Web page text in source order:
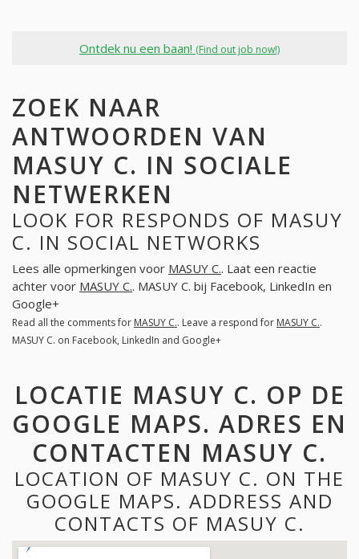
Ontdek nu een baan! (Find out job now!)
ZOEK NAAR
ANTWOORDEN VAN
MASUY C. IN SOCIALE
NETWERKEN
LOOK FOR RESPONDS OF MASUY
C. IN SOCIAL NETWORKS
Lees alle opmerkingen voor MASUY C.. Laat een reactie
achter voor MASUY C.. MASUY C. bij Facebook, LinkedIn en
Google+
Read all the comments for MASUY C.. Leave a respond for MASUY C..
MASUY C. on Facebook, LinkedIn and Google+
LOCATIE MASUY C. OP DE
GOOGLE MAPS. ADRES EN
CONTACTEN MASUY C.
LOCATION OF MASUY C. ON THE
GOOGLE MAPS. ADDRESS AND
CONTACTS OF MASUY C.